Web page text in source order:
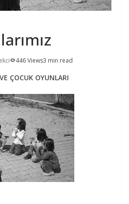
446 Views3 min read
ÇOCUK OYUNLARI